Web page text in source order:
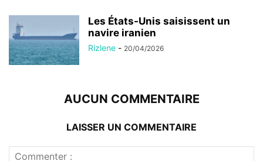
Les États-Unis saisissent un
navire iranien
Rizlene - 20/04/2026
AUCUN COMMENTAIRE
LAISSER UN COMMENTAIRE